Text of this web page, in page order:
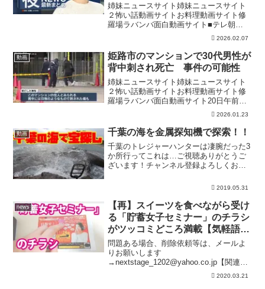
姉妹ニュースサイト姉妹ニュースサイト
２怖い話動画サイトお料理動画サイト修
羅場ラバンバ面白動画サイト■テレ朝
NEWS24 日本のニュースを24時間配信■
テレ朝ニュース公式HP#ニュース #ライ
ブ #ann
2026.02.07
動画
姫路市のマンションで30代男性が
背中刺され死亡 事件の可能性
姉妹ニュースサイト姉妹ニュースサイト
２怖い話動画サイトお料理動画サイト修
羅場ラバンバ面白動画サイト20日午前、
姫路市のマンションで背中に刃物のよう
倒れているのが見つかり、その後、死亡
しました。警察は事件...
2026.01.23
動画 千葉の海を金属探知機で探索！！
千葉のトレジャーハンターは凄腕だった3
か所行ってこれは…ご視聴ありがとうご
ざいます！チャンネル登録よろしくお願
埼玉県鴻巣市東4-1-5鴻巣郵便局 私書箱
2019.05.31
news
【再】スイーツを食べながら受け
る「貯蓄女子セミナー」のチラシ
がツッコミどころ満載【気軽語
り】
問題ある場合、削除依頼等は、メールよ
りお願いします
→nextstage_1202@yahoo.co.jp【関連チ
ャンネル】「犬太／どうすればいいか考
2020.03.21